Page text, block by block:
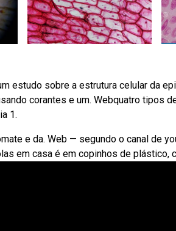
estudo sobre a estrutura celular da
corantes e um. Webquatro tipos
1.
e da. Web — segundo o canal de
em casa é em copinhos de plástico,